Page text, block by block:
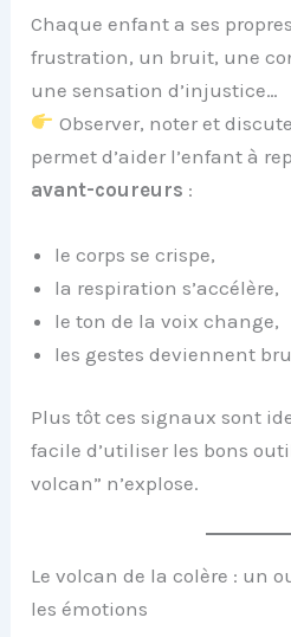
Chaque enfant a ses
frustration, un bruit, une
une sensation d’injustice…
Observer, noter et
permet d’aider l’enfant à
avant-coureurs :
le corps se crispe,
la respiration s’accélère,
le ton de la voix change,
les gestes deviennent
Plus tôt ces signaux sont
facile d’utiliser les bons
volcan” n’explose.
Le volcan de la colère : un
les émotions